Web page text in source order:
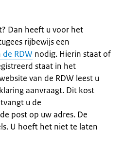
Dan heeft u voor het
rijbewijs een
RDW nodig. Hierin staat of
staat in het
van de RDW leest u
aanvraagt. Dit kost
u de
post op uw adres. De
U hoeft het niet te laten